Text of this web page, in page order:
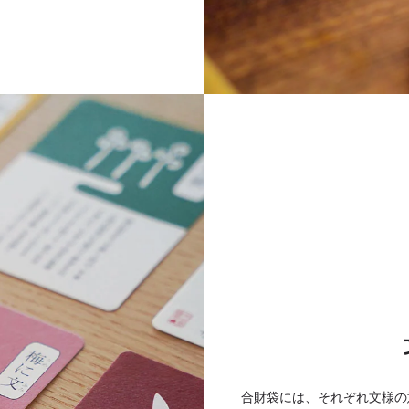
合財袋には、それぞれ文様